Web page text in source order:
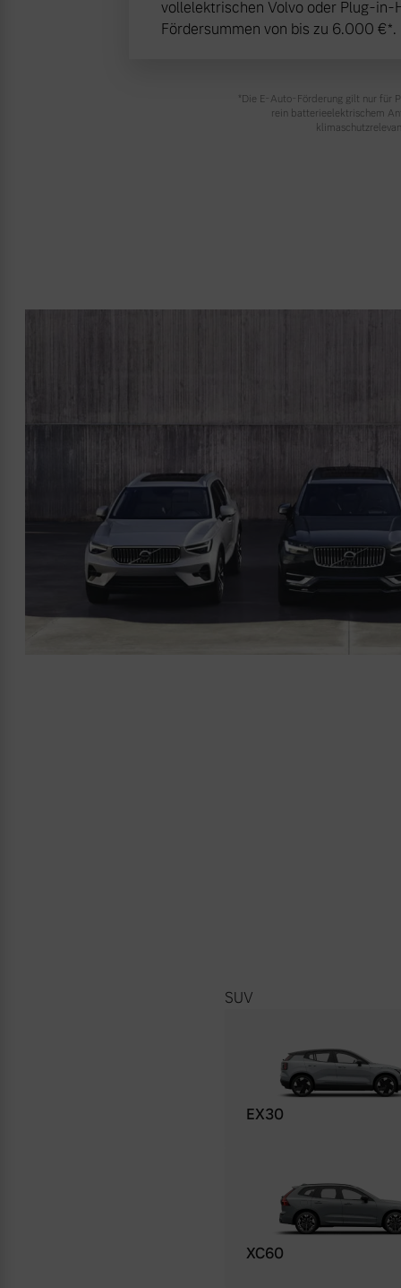
Mehr erfahren
Entdecken Sie unsere saisonalen
vollelektrischen Volvo oder Plug-in-
Fördersummen von bis zu 6.000 €⁠*.
*Die E‑Auto-Förderung gilt nur für
rein batterieelektrischem
SUV
EX30
XC60